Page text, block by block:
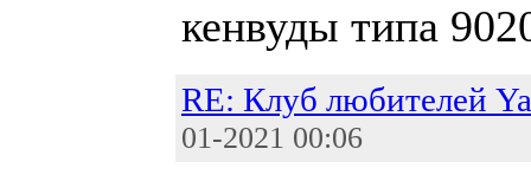
кенвуды типа
RE: Клуб любителей
01-2021 00:06